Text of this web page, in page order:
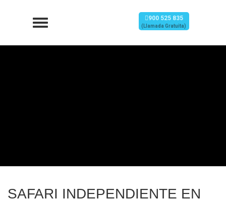
900 525 835
(Llamada Gratuita)
SAFARI INDEPENDIENTE EN